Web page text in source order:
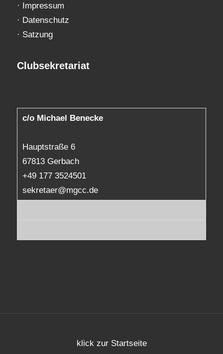
· Impressum
· Datenschutz
· Satzung
Clubsekretariat
c/o Michael Benecke
Hauptstraße 6
67813 Gerbach
+49 177 3524501
sekretaer@mgcc.de
klick zur Startseite